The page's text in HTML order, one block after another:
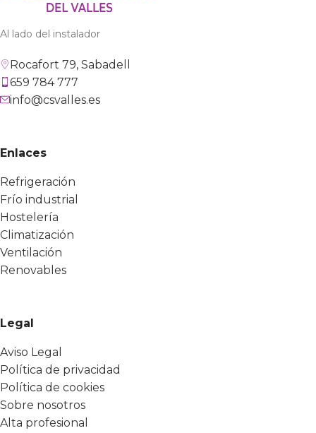
Al lado del instalador
Rocafort 79, Sabadell
659 784 777
info@csvalles.es
Enlaces
Refrigeración
Frío industrial
Hostelería
Climatización
Ventilación
Renovables
Legal
Aviso Legal
Política de privacidad
Política de cookies
Sobre nosotros
Alta profesional